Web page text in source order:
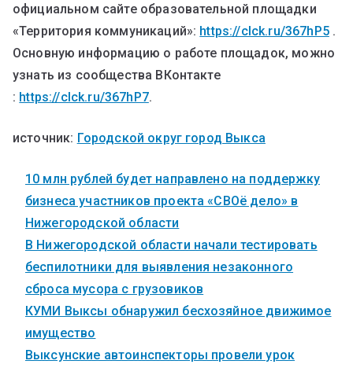
официальном сайте образовательной площадки
«Территория коммуникаций»: https://clck.ru/367hP5.
Основную информацию о работе площадок, можно
узнать из сообщества ВКонтакте
: https://clck.ru/367hP7.
источник: Городской округ город Выкса
10 млн рублей будет направлено на поддержку
бизнеса участников проекта «СВОё дело» в
Нижегородской области
В Нижегородской области начали тестировать
беспилотники для выявления незаконного
сброса мусора с грузовиков
КУМИ Выксы обнаружил бесхозяйное движимое
имущество
Выксунские автоинспекторы провели урок